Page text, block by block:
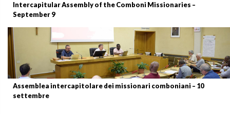
Intercapitular Assembly of the Comboni Missionaries –
September 9
Assemblea intercapitolare dei missionari comboniani – 10
settembre